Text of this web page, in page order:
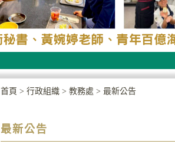
首頁 > 行政組織 > 教務處 > 最新公告
最新公告